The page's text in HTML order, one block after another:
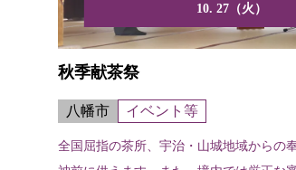
10. 27（火）
秋季献茶祭
八幡市 イベント等
全国屈指の茶所、宇治・山城地域からの